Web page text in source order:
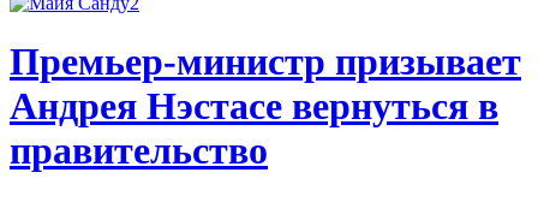
Премьер-министр призывает
Андрея Нэстасе вернуться в
правительство